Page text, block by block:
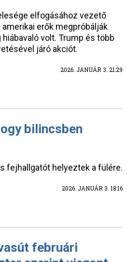
elfogásához vezető
erők megpróbálják
volt. Trump és több
járó akciót.
2026. JANUÁR 3. 21:29
bilincsben
fejhallgatót helyeztek a fülére.
2026. JANUÁR 3. 18:16
februári